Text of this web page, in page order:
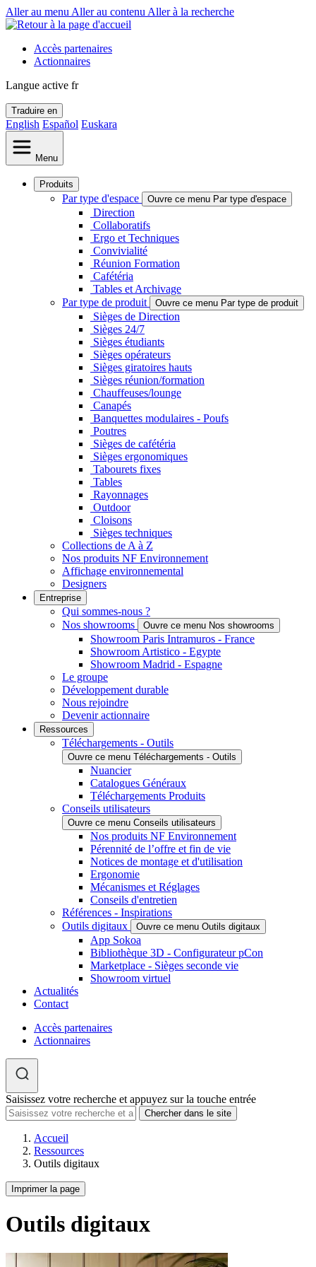
Aller au menu Aller au contenu Aller à la recherche
Accès partenaires
Actionnaires
Langue active fr
Traduire en
English Español Euskara
Menu
Produits
Par type d'espace Ouvre ce menu Par type d'espace
Direction
Collaboratifs
Ergo et Techniques
Convivialité
Réunion Formation
Cafétéria
Tables et Archivage
Par type de produit
Ouvre ce menu Par type de produit
Sièges de Direction
Sièges 24/7
Sièges étudiants
Sièges opérateurs
Sièges giratoires hauts
Sièges réunion/formation
Chauffeuses/lounge
Canapés
Banquettes modulaires - Poufs
Poutres
Sièges de cafétéria
Sièges ergonomiques
Tabourets fixes
Tables
Rayonnages
Outdoor
Cloisons
Sièges techniques
Collections de A à Z
Nos produits NF Environnement
Affichage environnemental
Designers
Entreprise
Qui sommes-nous ?
Nos showrooms
Ouvre ce menu Nos showrooms
Showroom Paris Intramuros - France
Showroom Artistico - Egypte
Showroom Madrid - Espagne
Le groupe
Développement durable
Nous rejoindre
Devenir actionnaire
Ressources
Téléchargements - Outils
Ouvre ce menu Téléchargements - Outils
Nuancier
Catalogues Généraux
Téléchargements Produits
Conseils utilisateurs
Ouvre ce menu Conseils utilisateurs
Nos produits NF Environnement
Pérennité de l’offre et fin de vie
Notices de montage et d'utilisation
Ergonomie
Mécanismes et Réglages
Conseils d'entretien
Références - Inspirations
Outils digitaux
Ouvre ce menu Outils digitaux
App Sokoa
Bibliothèque 3D - Configurateur pCon
Marketplace - Sièges seconde vie
Showroom virtuel
Actualités
Contact
Accès partenaires
Actionnaires
Saisissez votre recherche et appuyez sur la touche entrée
Accueil
Ressources
Outils digitaux
Imprimer la page
Outils digitaux